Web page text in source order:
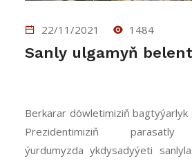
22/11/2021 1484
Sanly ulgamyň
Berkarar döwletimiziň
Prezidentimiziň parasatly
ýurdumyzda ykdysadyýeti